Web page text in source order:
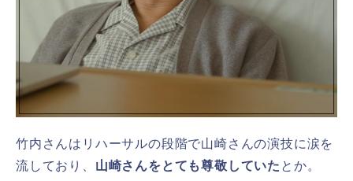
竹内さんはリハーサルの段階で山崎さんの演技に涙を
流しており、 山崎さんをとても尊敬していた とか。